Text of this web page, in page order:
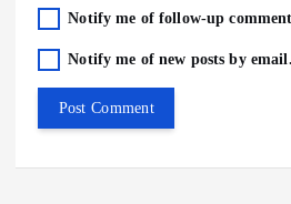
Notify me of follow-up
Notify me of new posts by email.